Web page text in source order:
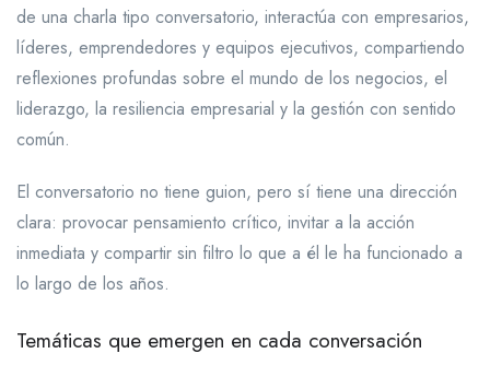
de una charla tipo conversatorio, interactúa con empresarios,
líderes, emprendedores y equipos ejecutivos, compartiendo
reflexiones profundas sobre el mundo de los negocios, el
liderazgo, la resiliencia empresarial y la gestión con sentido
común.
El conversatorio no tiene guion, pero sí tiene una dirección
clara: provocar pensamiento crítico, invitar a la acción
inmediata y compartir sin filtro lo que a él le ha funcionado a
lo largo de los años.
Temáticas que emergen en cada conversación